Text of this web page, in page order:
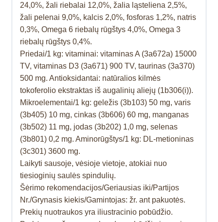
24,0%, žali riebalai 12,0%, žalia ląsteliena 2,5%,
žali pelenai 9,0%, kalcis 2,0%, fosforas 1,2%, natris
0,3%, Omega 6 riebalų rūgštys 4,0%, Omega 3
riebalų rūgštys 0,4%.
Priedai/1 kg: vitaminai: vitaminas A (3a672a) 15000
TV, vitaminas D3 (3a671) 900 TV, taurinas (3a370)
500 mg. Antioksidantai: natūralios kilmės
tokoferolio ekstraktas iš augalinių aliejų (1b306(i)).
Mikroelementai/1 kg: geležis (3b103) 50 mg, varis
(3b405) 10 mg, cinkas (3b606) 60 mg, manganas
(3b502) 11 mg, jodas (3b202) 1,0 mg, selenas
(3b801) 0,2 mg. Aminorūgštys/1 kg: DL-metioninas
(3c301) 3600 mg.
Laikyti sausoje, vėsioje vietoje, atokiai nuo
tiesioginių saulės spindulių.
Šėrimo rekomendacijos/Geriausias iki/Partijos
Nr./Grynasis kiekis/Gamintojas: žr. ant pakuotės.
Prekių nuotraukos yra iliustracinio pobūdžio.